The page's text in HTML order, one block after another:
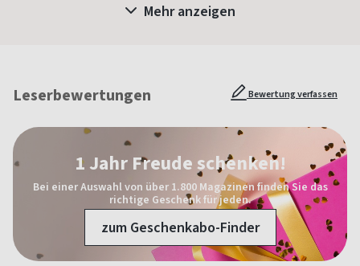
Mehr anzeigen
Leserbewertungen Bewertung verfassen
1 Jahr Freude schenken!
Bei einer Auswahl von über 1.800 Magazinen finden Sie das
richtige Geschenk für jeden.
zum Geschenkabo-Finder